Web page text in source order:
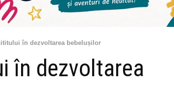
în dezvoltarea bebelușilor
în dezvoltarea